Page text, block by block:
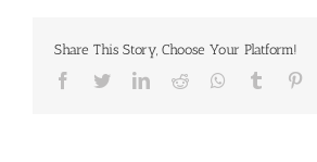
Share This Story, Choose Your Platform!
Facebook
TwitterLinkedIn
Reddit Whatsapp
Tumblr